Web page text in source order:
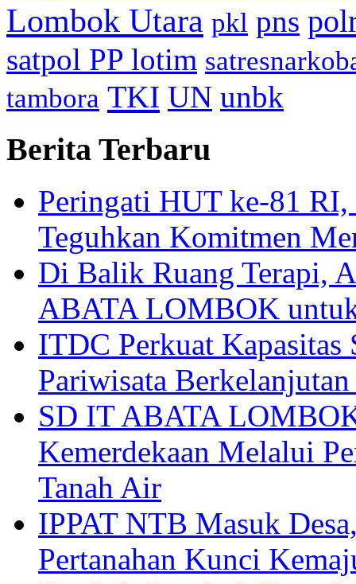
Lombok Utara pkl pns
satpol PP lotim
tambora TKI UN unbk
Berita Terbaru
Peringati HUT ke-81
Teguhkan Komitmen
Di Balik Ruang Terapi,
ABATA LOMBOK
ITDC Perkuat
Pariwisata
SD IT ABATA
Kemerdekaan Melalui
Tanah Air
IPPAT NTB Masuk
Pertanahan Kunci